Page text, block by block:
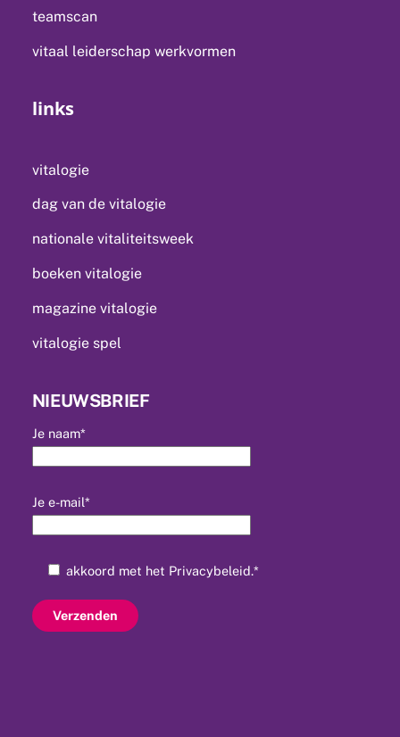
teamscan
vitaal leiderschap werkvormen
links
vitalogie
dag van de vitalogie
nationale vitaliteitsweek
boeken vitalogie
magazine vitalogie
vitalogie spel
NIEUWSBRIEF
Je naam*
Je e-mail*
akkoord met het Privacybeleid.*